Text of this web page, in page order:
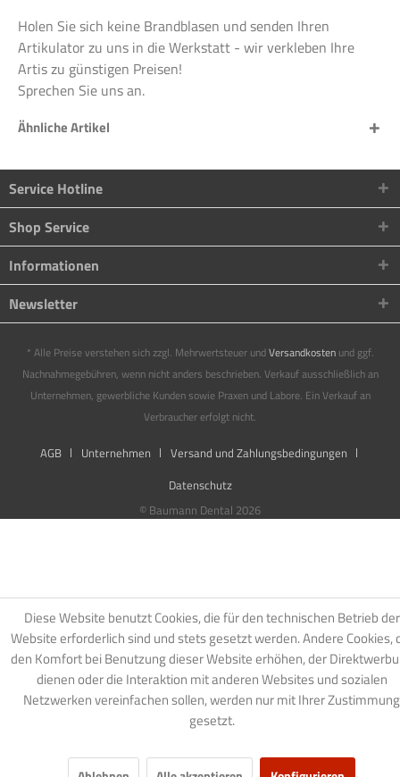
Holen Sie sich keine Brandblasen und senden Ihren
Artikulator zu uns in die Werkstatt - wir verkleben Ihre
Artis zu günstigen Preisen!
Sprechen Sie uns an.
Ähnliche Artikel
Service Hotline
Shop Service
Informationen
Newsletter
* Alle Preise verstehen sich zzgl. Mehrwertsteuer undVersandkostenund ggf.
Nachnahmegebühren, wenn nicht anders beschrieben. Verkauf ausschließlich an
Unternehmen, gewerbliche Kunden sowie Praxen und Labore. Ein Verkauf an
Verbraucher erfolgt nicht.
AGB Unternehmen
Versand und Zahlungsbedingungen
Datenschutz
© Baumann Dental 2026
Diese Website benutzt Cookies, die für den technischen Betrieb der
Website erforderlich sind und stets gesetzt werden. Andere Cookies,
den Komfort bei Benutzung dieser Website erhöhen, der
dienen oder die Interaktion mit anderen Websites und sozialen
Netzwerken vereinfachen sollen, werden nur mit Ihrer Zustimmung
gesetzt.